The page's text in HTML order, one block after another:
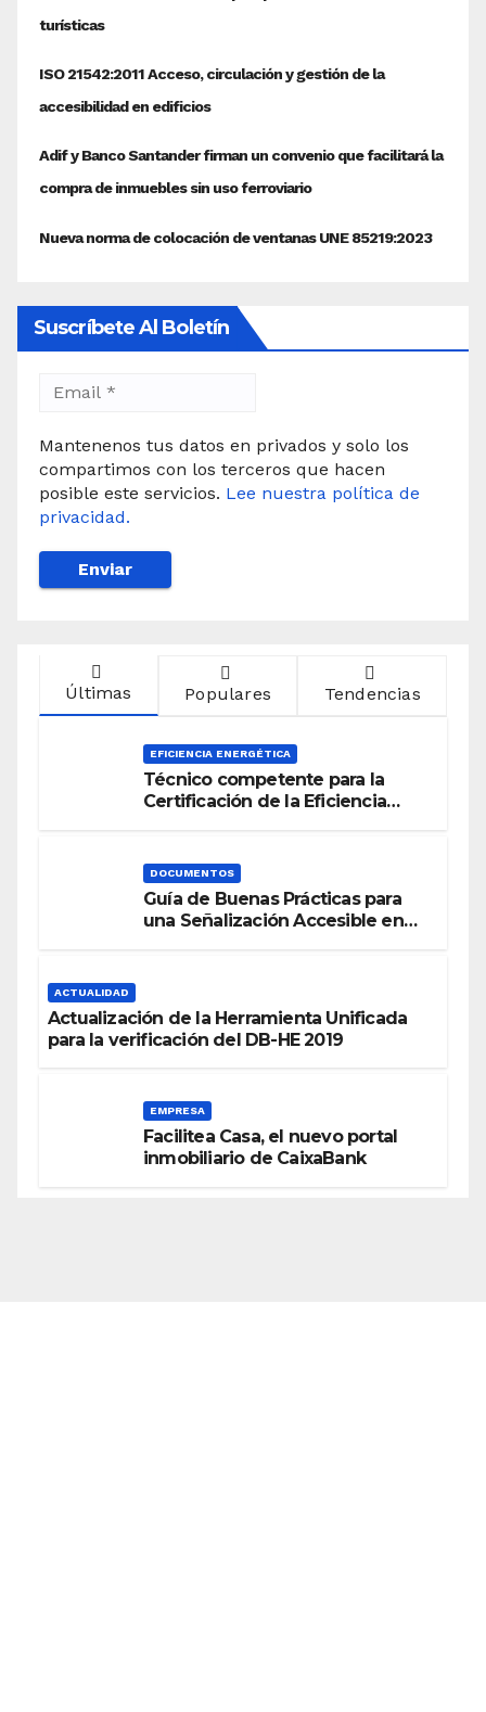
Suscríbete Al Boletín
Mantenenos tus datos en privados y solo los
compartimos con los terceros que hacen
posible este servicios. Lee nuestra política de
privacidad.
Últimas Populares Tendencias
EFICIENCIA ENERGÉTICA
Técnico competente para la
Certificación de la Eficiencia
DOCUMENTOS
Guía de Buenas Prácticas para
una Señalización Accesible en
ACTUALIDAD
Actualización de la Herramienta Unificada
para la verificación del DB-HE 2019
EMPRESA
Facilitea Casa, el nuevo portal
inmobiliario de CaixaBank